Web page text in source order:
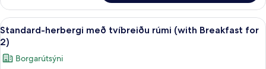
herbergi
með
tvíbreiðu
rúmi
(with
Breakfast
Skoða
allar
myndir
fyrir
8
Standard-herbergi með tvíbreiðu rúmi (with Breakfast for
2)
Borgarútsýni